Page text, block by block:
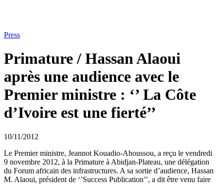
Press
Primature / Hassan Alaoui
après une audience avec le
Premier ministre : ‘’ La Côte
d’Ivoire est une fierté’’
10/11/2012
Le Premier ministre, Jeannot Kouadio-Ahoussou, a reçu le vendredi
9 novembre 2012, à la Primature à Abidjan-Plateau, une délégation
du Forum africain des infrastructures. A sa sortie d’audience, Hassan
M. Alaoui, président de ‘’Success Publication’’, a dit être venu faire